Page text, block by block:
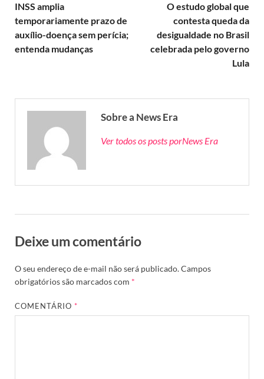
INSS amplia
temporariamente prazo de
auxílio-doença sem perícia;
entenda mudanças
O estudo global que
contesta queda da
desigualdade no Brasil
celebrada pelo governo
Lula
Sobre a News Era
Ver todos os posts porNews Era
Deixe um comentário
O seu endereço de e-mail não será publicado.Campos
obrigatórios são marcados com *
COMENTÁRIO*